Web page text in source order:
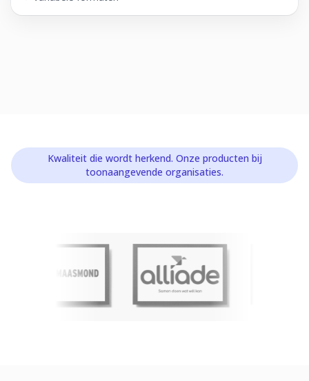
Kwaliteit die wordt herkend. Onze producten bij
toonaangevende organisaties.